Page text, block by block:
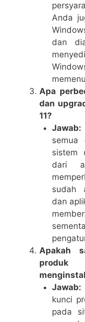
Anda
dan
Apa
dan
11?
Jawab:
sistem
dari
sudah
dan
Apakah
Jawab:
kunci
pada